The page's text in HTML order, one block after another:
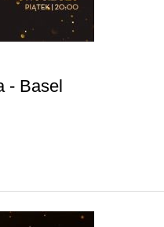
- Basel